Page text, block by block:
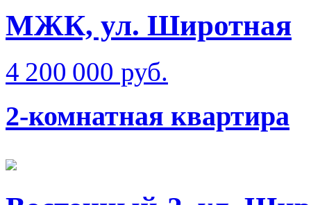
МЖК, ул. Широтная
4 200 000 руб.
2-комнатная квартира